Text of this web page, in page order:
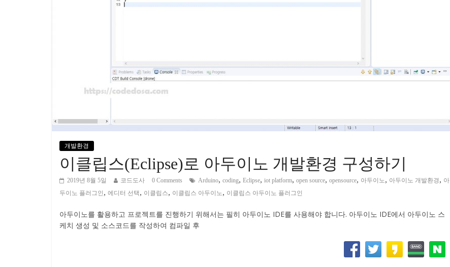
개발환경
이클립스(Eclipse)로 아두이노 개발환경 구성하기
2019년 8월 5일 코드도사 0 Comments Arduino, coding, Eclipse, iot platform, open source, opensource, 아두이노, 아두이노 개발환경 , 아
두이노 플러그인 , 에디터 선택 , 이클립스, 이클립스 아두이노, 이클립스 아두이노 플러그인
아두이노를 활용하고 프로젝트를 진행하기 위해서는 필히 아두이노 IDE를 사용해야 합니다. 아두이노 IDE에서 아두이노 스
케치 생성 및 소스코드를 작성하여 컴파일 후